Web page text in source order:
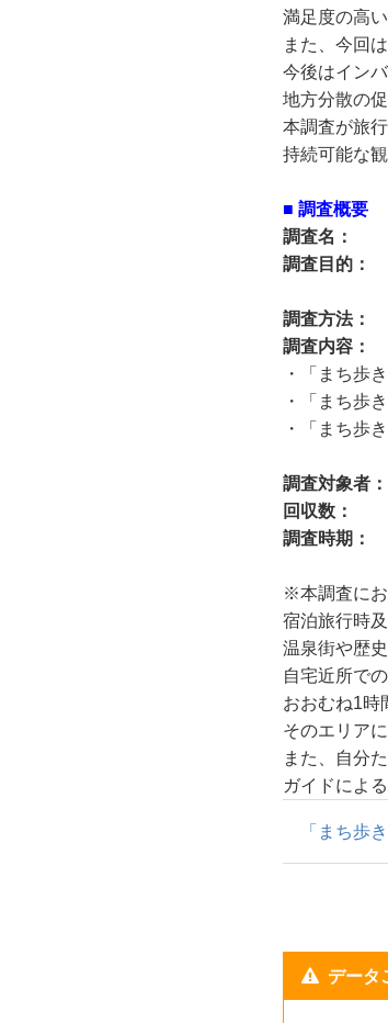
満足度の高
また、今回
今後はイン
地方分散の
本調査が旅
持続可能な
■ 調査概要
調査名： じ
調査目的：
旅行者
調査方法：
調査内容：
・「まち歩
・「まち歩
・「まち歩
調査対象者：
回収数：
調査時期：
※本調査にお
宿泊旅行時
温泉街や歴
自宅近所で
おおむね1時
そのエリア
また、自分
ガイドによ
「まち歩
データ